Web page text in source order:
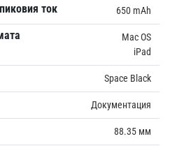
ток 650 mAh
Mac OS
iPad
Space Black
Документация
88.35 мм